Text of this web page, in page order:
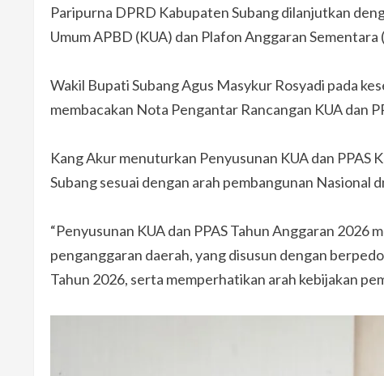
Paripurna DPRD Kabupaten Subang dilanjutkan
Umum APBD (KUA) dan Plafon Anggaran
Wakil Bupati Subang Agus Masykur Rosyadi pada
membacakan Nota Pengantar Rancangan KUA dan
Kang Akur menuturkan Penyusunan KUA dan
Subang sesuai dengan arah pembangunan Nasional
“Penyusunan KUA dan PPAS Tahun Anggaran 2026
penganggaran daerah, yang disusun dengan
Tahun 2026, serta memperhatikan arah kebijakan